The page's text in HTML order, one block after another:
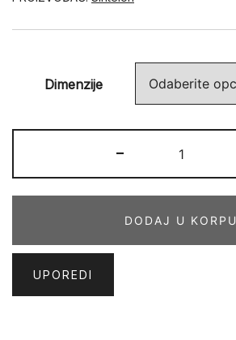
Dimenzije
-
HOME
54
količina
DODAJ U KORPU
UPOREDI